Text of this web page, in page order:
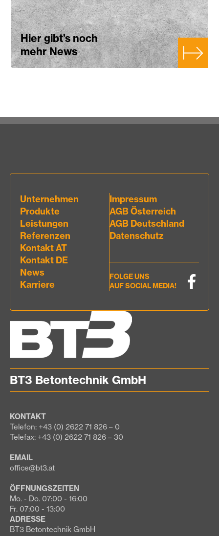
Hier gibt’s noch
mehr News
BT3 Betontechnik GmbH
KONTAKT
Telefon: +43 (0) 2622 71 826 – 0
Telefax: +43 (0) 2622 71 826 – 30
EMAIL
office@bt3.at
ÖFFNUNGSZEITEN
Mo. - Do. 07:00 - 16:00
Fr. 07:00 - 13:00
ADRESSE
BT3 Betontechnik GmbH
Unternehmen
Produkte
Leistungen
Referenzen
Kontakt AT
Kontakt DE
News
Karriere
Impressum
AGB Österreich
AGB Deutschland
Datenschutz
FOLGE UNS
AUF SOCIAL MEDIA!